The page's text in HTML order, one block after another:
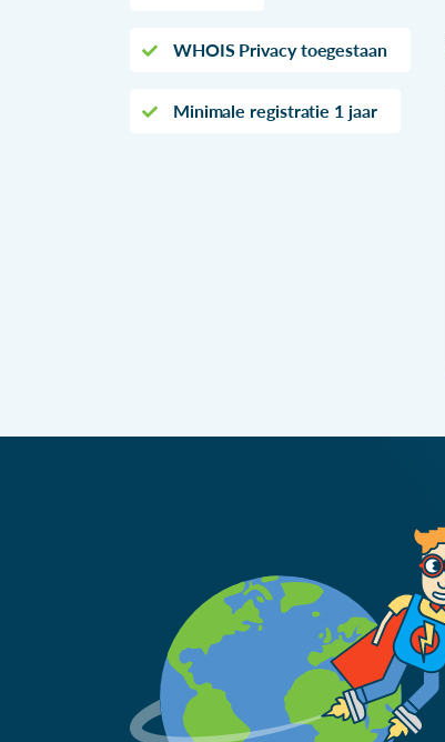
WHOIS Privacy toegestaan
Minimale registratie 1 jaar